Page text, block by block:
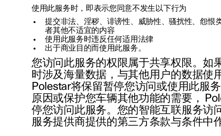
使用此服务时，即表示您同意不发生以下行为
提交非法、淫秽、诽谤性、威胁性、骚扰性、怨恨
者其他不适宜的内容
使用此服务时违反任何适用法律
出于商业目的而使用此服务。
您访问此服务的权限属于共享权限。如
时涉及海量数据，与其他用户的数据使
Polestar将保留暂停您访问或使用此服
原因或保护您车辆其他功能的需要，
停您访问此服务。您的智能互联服务访
服务提供商提供的第三方条款与条件中